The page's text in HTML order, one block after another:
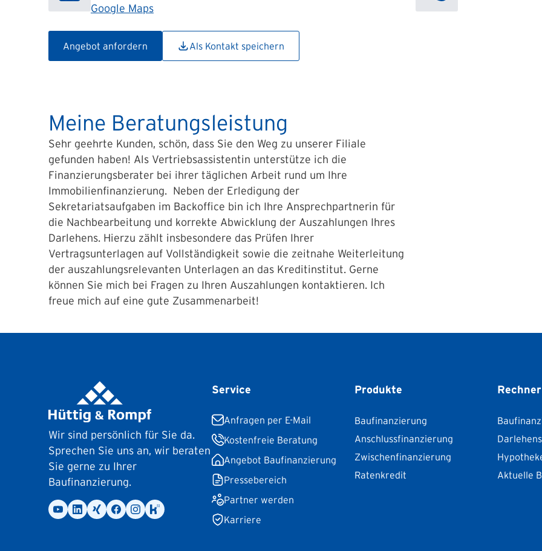
Google Maps
Angebot anfordern Als Kontakt speichern
Meine Beratungsleistung
Sehr geehrte Kunden, schön, dass Sie den Weg zu unserer Filiale
gefunden haben! Als Vertriebsassistentin unterstütze ich die
Finanzierungsberater bei ihrer täglichen Arbeit rund um Ihre
Immobilienfinanzierung. Neben der Erledigung der
Sekretariatsaufgaben im Backoffice bin ich Ihre Ansprechpartnerin für
die Nachbearbeitung und korrekte Abwicklung der Auszahlungen Ihres
Darlehens. Hierzu zählt insbesondere das Prüfen Ihrer
Vertragsunterlagen auf Vollständigkeit sowie die zeitnahe Weiterleitung
der auszahlungsrelevanten Unterlagen an das Kreditinstitut. Gerne
können Sie mich bei Fragen zu Ihren Auszahlungen kontaktieren. Ich
freue mich auf eine gute Zusammenarbeit!
Wir sind persönlich für Sie da.
Sprechen Sie uns an, wir beraten
Sie gerne zu Ihrer
Baufinanzierung.
Service
Anfragen per E-Mail
Kostenfreie Beratung
Angebot Baufinanzierung
Pressebereich
Partner werden
Karriere
Produkte
Baufinanzierung
Anschlussfinanzierung
Zwischenfinanzierung
Ratenkredit
Rechner
Aktuelle